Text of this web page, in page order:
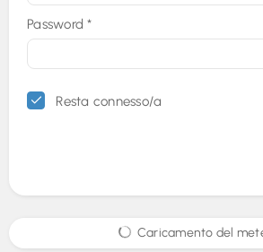
Password*
Resta connesso/a
Caricamento del